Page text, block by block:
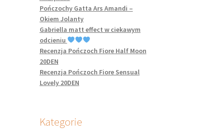
Pończochy Gatta Ars Amandi –
Okiem Jolanty
Gabriella matt effect w ciekawym
odcieniu
Recenzja Pończoch Fiore Half Moon
20DEN
Recenzja Pończoch Fiore Sensual
Lovely 20DEN
Kategorie